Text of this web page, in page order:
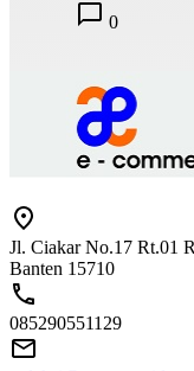
0
Jl. Ciakar No.17 Rt.01
Banten 15710
085290551129